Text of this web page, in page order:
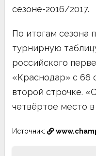
сезоне-2016/2017.
По итогам сезона
турнирную
российского
«Краснодар» с 66
второй строчке.
четвёртое место
Источник: